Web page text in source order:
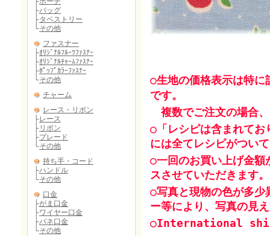
○生地の価格表示は特に
です。
複数でご注文の場合
○「レシピは含まれてお
には全てレシピがつい
○一回のお買い上げ金
スさせていただきます。
○写真と現物の色が多少
ー等により、写真の見
○International